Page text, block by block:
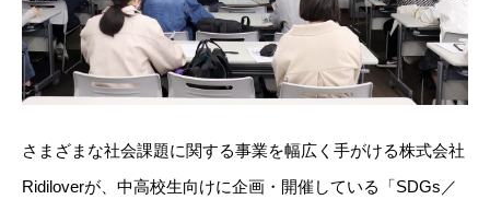
さまざまな社会課題に関する事業を幅広く手がける株式会社
Ridiloverが、中高校生向けに企画・開催している「SDGs／